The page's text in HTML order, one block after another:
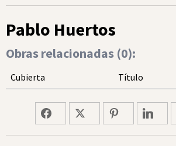
Pablo Huertos
Obras relacionadas (0):
Cubierta Título